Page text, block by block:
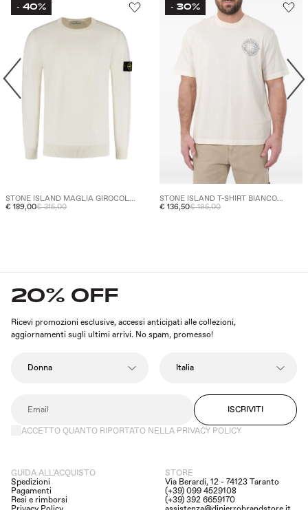
- 40%
STONE ISLAND MAGLIA GIROCOL...
€ 189,00€ 315,00
- 30%
STONE ISLAND T-SHIRT BIANCO...
€ 136,50€ 195,00
20% OFF
Ricevi promozioni esclusive, accessi anticipati alle collezioni,
aggiornamenti sugli ultimi arrivi. No spam, promesso!
ISCRIVITI
ACCETTO QUANTO RIPORTATO NELLA PRIVACY POLICY
GUIDA ALL'ACQUISTO
Spedizioni
Pagamenti
Resi e rimborsi
STORE
Via Berardi, 12 - 74123 Taranto
(+39) 099 4529108
(+39) 392 6659170